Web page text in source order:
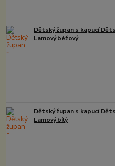
Dětský župan s kapucí
Lamový béžový
Dětský župan s kapucí
Lamový bílý